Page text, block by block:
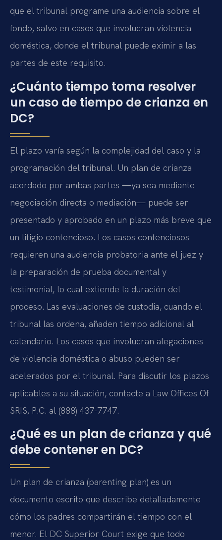
que el tribunal programe una audiencia sobre el
fondo, salvo en casos que involucran violencia
doméstica, donde el tribunal puede eximir a las
partes de este requisito.
¿Cuánto tiempo toma resolver
un caso de tiempo de crianza en
DC?
El plazo varía según la complejidad del caso y la
programación del tribunal. Un plan de crianza
acordado por ambas partes —ya sea mediante
negociación directa o mediación— puede ser
presentado y aprobado en un plazo más breve que
un litigio contencioso. Los casos contenciosos
requieren una audiencia probatoria ante el juez y
la preparación de prueba documental y
testimonial, lo cual extiende la duración del
proceso. Las evaluaciones de custodia, cuando el
tribunal las ordena, añaden tiempo adicional al
calendario. Los casos que involucran alegaciones
de violencia doméstica o abuso pueden ser
acelerados por el tribunal. Para discutir los plazos
aplicables a su situación, contacte a Law Offices Of
SRIS, P.C. al (888) 437-7747.
¿Qué es un plan de crianza y qué
debe contener en DC?
Un plan de crianza (parenting plan) es un
documento escrito que describe detalladamente
cómo los padres compartirán el tiempo con el
menor. El DC Superior Court exige que todo